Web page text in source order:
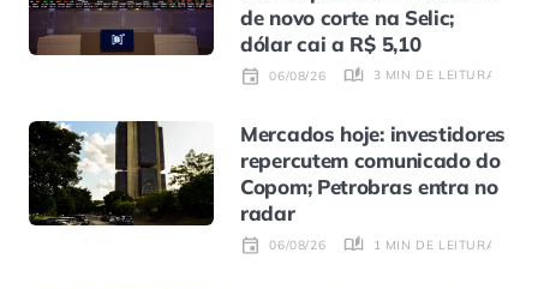
de novo corte na Selic;
dólar cai a R$ 5,10
06/08/26 3 MIN DE LEITURA
Mercados hoje: investidores
repercutem comunicado do
Copom; Petrobras entra no
radar
06/08/26 1 MIN DE LEITURA